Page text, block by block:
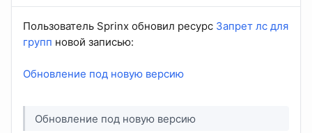
Пользователь Sprinx обновил ресурс Запрет лс для
групп новой записью:
Обновление под новую версию
Обновление под новую версию